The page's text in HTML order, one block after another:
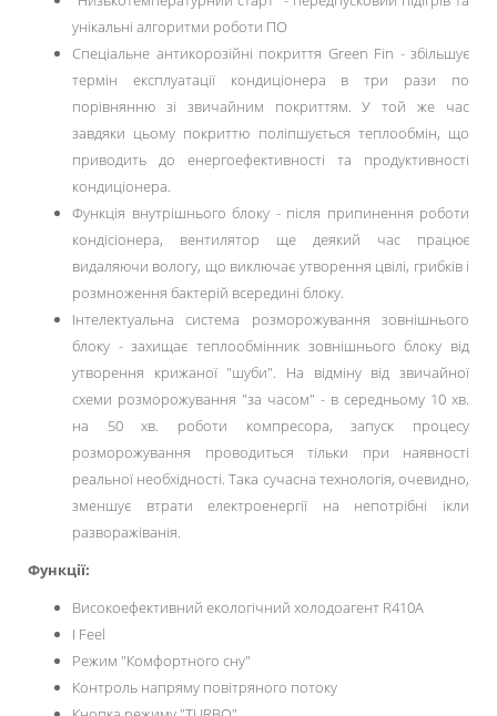
унікальні алгоритми роботи ПО
Спеціальне антикорозійні покриття Green Fin - збільшує
термін експлуатації кондиціонера в три рази по
порівнянню зі звичайним покриттям. У той же час
завдяки цьому покриттю поліпшується теплообмін, що
приводить до енергоефективності та продуктивності
кондиціонера.
Функція внутрішнього блоку - після припинення роботи
кондісіонера, вентилятор ще деякий час працює
видаляючи вологу, що виключає утворення цвілі, грибків і
розмноження бактерій всередині блоку.
Інтелектуальна система розморожування зовнішнього
блоку - захищає теплообмінник зовнішнього блоку від
утворення крижаної "шуби". На відміну від звичайної
схеми розморожування "за часом" - в середньому 10 хв.
на 50 хв. роботи компресора, запуск процесу
розморожування проводиться тільки при наявності
реальної необхідності. Така сучасна технологія, очевидно,
зменшує втрати електроенергії на непотрібні ікли
разворажіванія.
Функції:
Високоефективний екологічний холодоагент R410A
I Feel
Режим "Комфортного сну"
Контроль напряму повітряного потоку